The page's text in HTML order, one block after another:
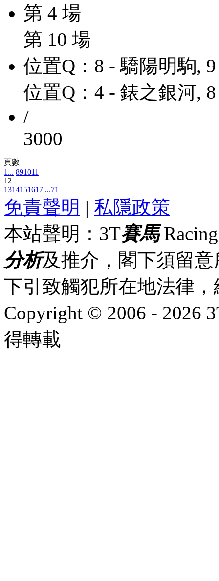
第 4 場
第 10 場
位置Q：8 - 驕陽明駒,
位置Q：4 - 錶之銀河,
/
3000
頁數
1... 891011
12
1314151617 ...71
免責聲明 | 私隱政策
本站聲明：3T賽馬
分析及推介，閣下須留
下引致觸犯所在地法律
Copyright © 2006 - 2026
得轉載